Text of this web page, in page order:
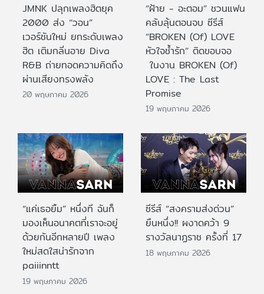
JMNK ปลุกเพลงฮิตยุค
2000 ส่ง “วอน”
เวอร์ชันใหม่ ยกระดับเพลง
ฮิต เติมกลิ่นอาย Diva
R&B ถ่ายทอดความคิดถึง
ผ่านเสียงทรงพลัง
20 พฤษภาคม 2026
“ฝ้าย - อะตอม” ชวนแฟน
คลับลุ้นตอนจบ ซีรีส์
“BROKEN (Of) LOVE
หัวใจช้ำรัก” ติดขอบจอ
ในงาน BROKEN (Of)
LOVE : The Last
Promise
19 พฤษภาคม 2026
“แค่เธอยิ้ม” หนึ่งที ฉันก็
มองเห็นอนาคตที่เราจะอยู่
ด้วยกันอีกหลายปี เพลง
ใหม่สดใสน่ารักจาก
paiiinntt
19 พฤษภาคม 2026
ซีรีส์ “สงครามส่งด่วน”
ยืนหนึ่ง!! ผงาดคว้า 9
รางวัลนาฏราช ครั้งที่ 17
18 พฤษภาคม 2026